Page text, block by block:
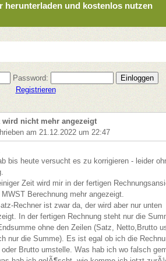
herunterladen und kostenlos nutzen
Password:
Registrieren
wird nicht mehr angezeigt
am 21.12.2022 um 22:47
bis heute versucht es zu korrigieren - leider
Zeit wird mir in der fertigen
MWST Berechnung mehr angezeigt.
Rechner ist zwar da, der wird aber nur unten
In der fertigen Rechnung steht nur die
ohne den Zeilen (Satz, Netto,Brutto
nur die Summe). Es ist egal ob ich die
oder Brutto umstelle. Was hab ich wo falsch